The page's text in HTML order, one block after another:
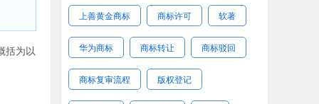
括为以
上善黄金商标 商标许可 软著
华为商标 商标转让 商标驳回
商标复审流程 版权登记